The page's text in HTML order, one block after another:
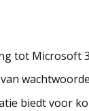
tot Microsoft
biedt voor